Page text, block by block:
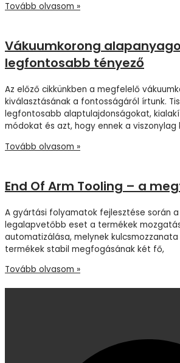
Tovább olvasom »
Vákuumkorong
legfontosabb tényező
Az előző cikkünkben a megfelelő
kiválasztásának a fontosságáról írtunk.
legfontosabb alaptulajdonságokat,
módokat és azt, hogy ennek a viszonylag
Tovább olvasom »
End Of Arm Tooling – a
A gyártási folyamatok fejlesztése során
legalapvetőbb eset a termékek
automatizálása, melynek
termékek stabil megfogásának két fő,
Tovább olvasom »